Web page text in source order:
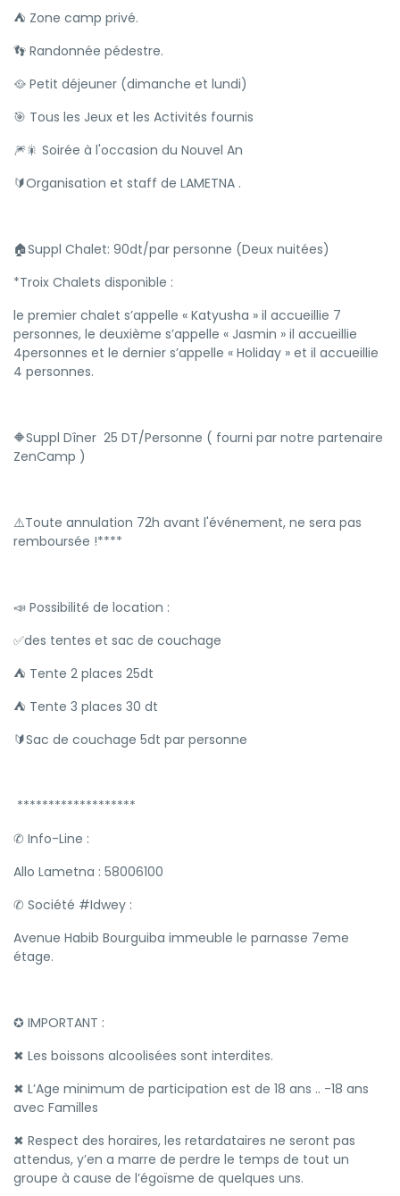
⛺️ Zone camp privé.
👣 Randonnée pédestre.
🥘 Petit déjeuner (dimanche et lundi)
🎯 Tous les Jeux et les Activités fournis
🎆🎇 Soirée à l'occasion du Nouvel An
🔰Organisation et staff de LAMETNA .
🏠Suppl Chalet: 90dt/par personne (Deux nuitées)
*Troix Chalets disponible :
le premier chalet s’appelle « Katyusha » il accueillie 7
personnes, le deuxième s’appelle « Jasmin » il accueillie
4personnes et le dernier s’appelle « Holiday » et il accueillie
4 personnes.
🔶️Suppl Dîner 25 DT/Personne ( fourni par notre partenaire
ZenCamp )
⚠️Toute annulation 72h avant l'événement, ne sera pas
remboursée !****
📣 Possibilité de location :
✅des tentes et sac de couchage
⛺️ Tente 2 places 25dt
⛺️ Tente 3 places 30 dt
🔰Sac de couchage 5dt par personne
*******************
✆ Info-Line :
Allo Lametna : 58006100
✆ Société #Idwey :
Avenue Habib Bourguiba immeuble le parnasse 7eme
étage.
✪ IMPORTANT :
✖ Les boissons alcoolisées sont interdites.
✖ L’Age minimum de participation est de 18 ans .. -18 ans
avec Familles
✖ Respect des horaires, les retardataires ne seront pas
attendus, y’en a marre de perdre le temps de tout un
groupe à cause de l’égoïsme de quelques uns.